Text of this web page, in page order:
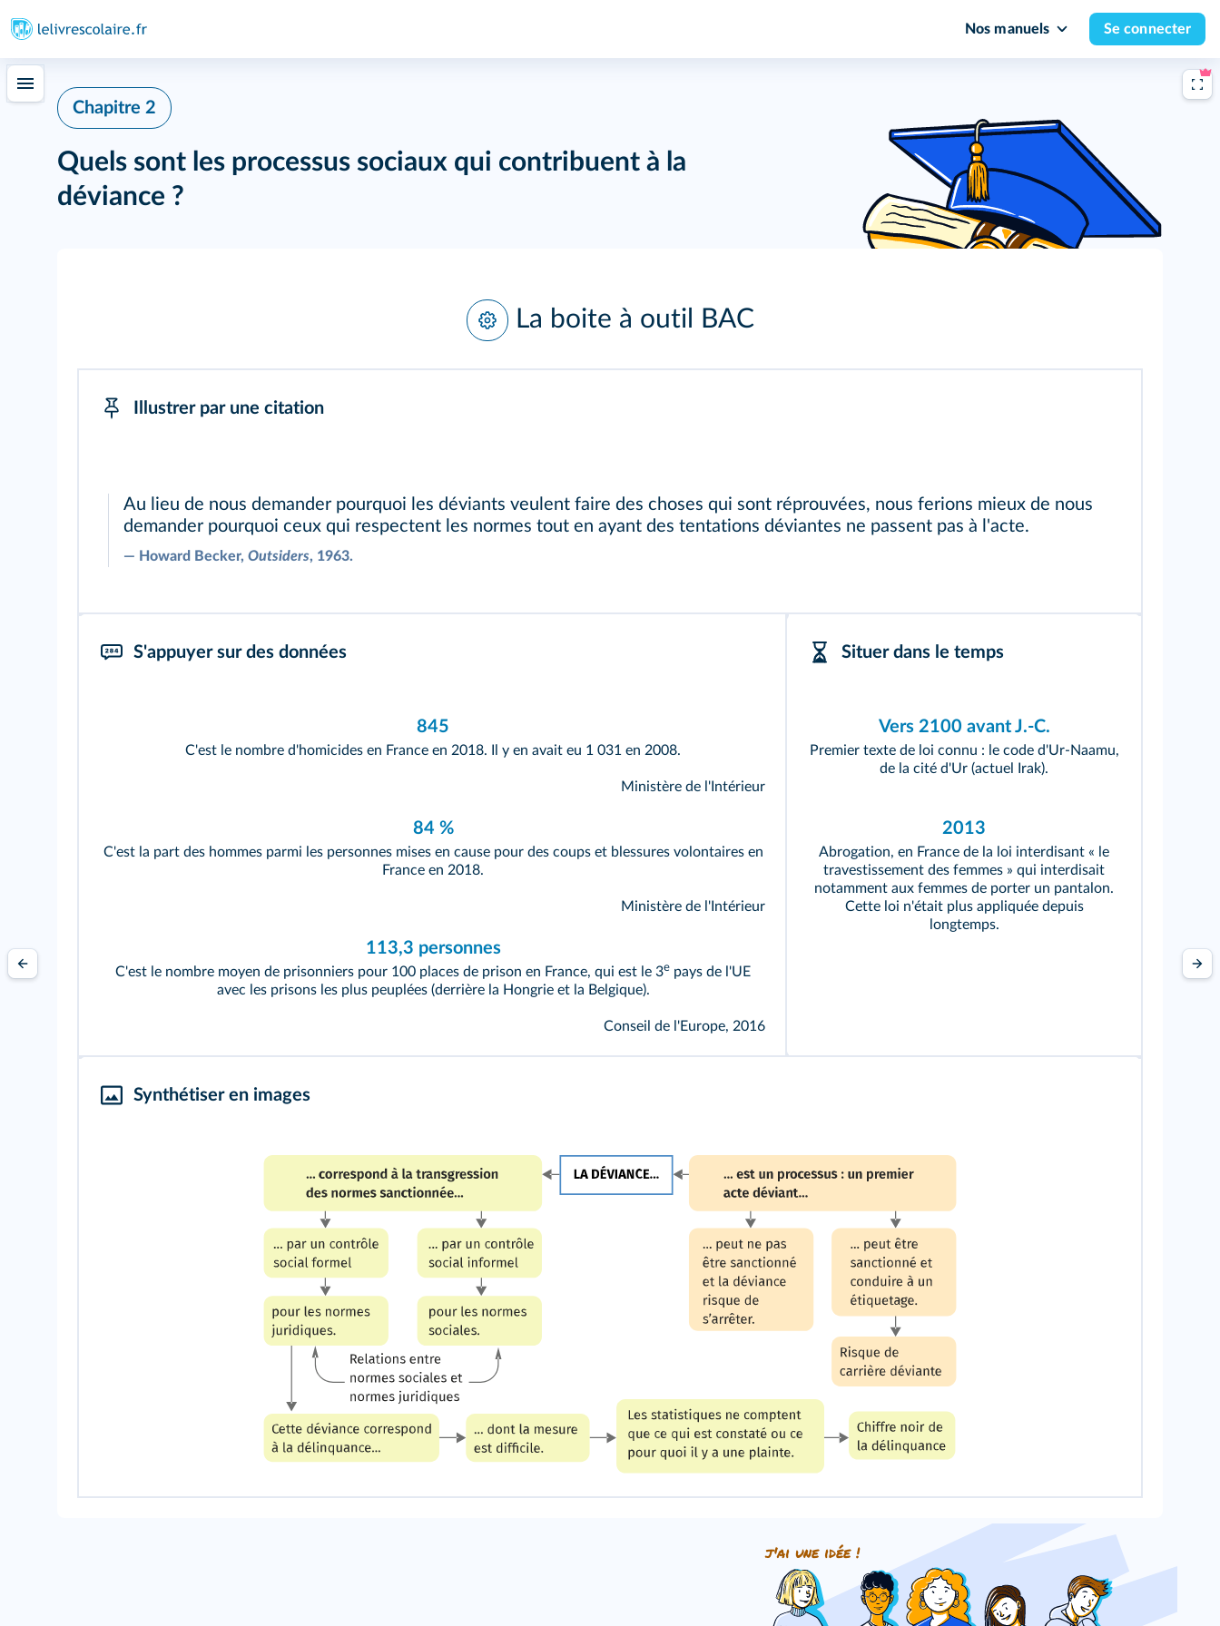
Nos manuels Se connecter
Chapitre 2
Quels sont les processus sociaux qui contribuent à la
déviance ?
La boite à outil BAC
Illustrer par une citation
Au lieu de nous demander pourquoi les déviants veulent faire des choses qui sont réprouvées, nous ferions mieux de nous
demander pourquoi ceux qui respectent les normes tout en ayant des tentations déviantes ne passent pas à l'acte.
― Howard Becker, Outsiders, 1963.
S'appuyer sur des données
845
C'est le nombre d'homicides en France en 2018. Il y en avait eu 1 031 en 2008.
Ministère de l'Intérieur
84 %
C'est la part des hommes parmi les personnes mises en cause pour des coups et blessures volontaires en
France en 2018.
Ministère de l'Intérieur
113,3 personnes
C'est le nombre moyen de prisonniers pour 100 places de prison en France, qui est le 3e pays de l'UE
avec les prisons les plus peuplées (derrière la Hongrie et la Belgique).
Conseil de l'Europe, 2016
Situer dans le temps
Vers 2100 avant J.-C.
Premier texte de loi connu : le code d'Ur‑Naamu,
de la cité d'Ur (actuel Irak).
2013
Abrogation, en France de la loi interdisant « le
travestissement des femmes » qui interdisait
notamment aux femmes de porter un pantalon.
Cette loi n'était plus appliquée depuis
longtemps.
Synthétiser en images
j'ai une idée !